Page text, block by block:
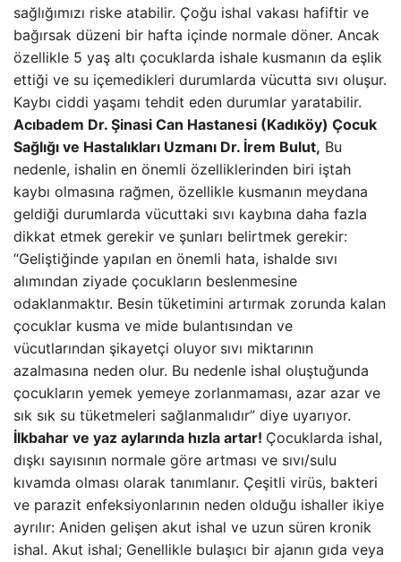
sağlığımızı riske atabilir. Çoğu ishal vakası hafiftir ve
bağırsak düzeni bir hafta içinde normale döner. Ancak
özellikle 5 yaş altı çocuklarda ishale kusmanın da eşlik
ettiği ve su içemedikleri durumlarda vücutta sıvı oluşur.
Kaybı ciddi yaşamı tehdit eden durumlar yaratabilir.
Acıbadem Dr. Şinasi Can Hastanesi (Kadıköy) Çocuk
Sağlığı ve Hastalıkları Uzmanı Dr. İrem Bulut, Bu
nedenle, ishalin en önemli özelliklerinden biri iştah
kaybı olmasına rağmen, özellikle kusmanın meydana
geldiği durumlarda vücuttaki sıvı kaybına daha fazla
dikkat etmek gerekir ve şunları belirtmek gerekir:
“Geliştiğinde yapılan en önemli hata, ishalde sıvı
alımından ziyade çocukların beslenmesine
odaklanmaktır. Besin tüketimini artırmak zorunda kalan
çocuklar kusma ve mide bulantısından ve
vücutlarından şikayetçi oluyor sıvı miktarının
azalmasına neden olur. Bu nedenle ishal oluştuğunda
çocukların yemek yemeye zorlanmaması, azar azar ve
sık sık su tüketmeleri sağlanmalıdır” diye uyarıyor.
İlkbahar ve yaz aylarında hızla artar! Çocuklarda ishal,
dışkı sayısının normale göre artması ve sıvı/sulu
kıvamda olması olarak tanımlanır. Çeşitli virüs, bakteri
ve parazit enfeksiyonlarının neden olduğu ishaller ikiye
ayrılır: Aniden gelişen akut ishal ve uzun süren kronik
ishal. Akut ishal; Genellikle bulaşıcı bir ajanın gıda veya